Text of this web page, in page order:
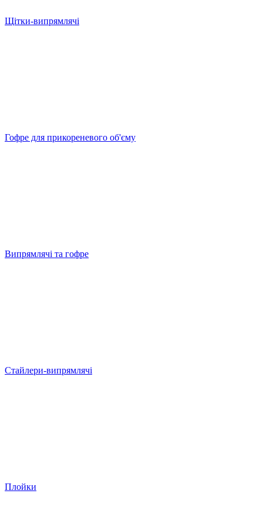
Щітки-випрямлячі
Гофре для прикореневого об'єму
Випрямлячі та гофре
Стайлери-випрямлячі
Плойки